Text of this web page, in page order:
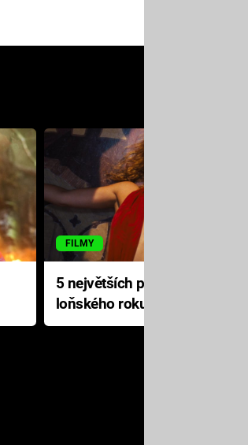
FILMY
5 největších propadáků
loňského roku: Disney na
jediné katastrofě prodělal 200